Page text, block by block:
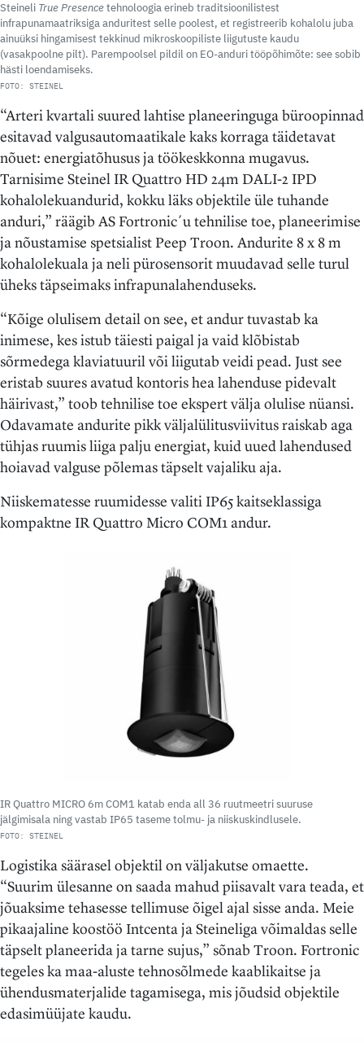
Steineli True Presencetehnoloogia erineb traditsioonilistest
infrapunamaatriksiga anduritest selle poolest, et registreerib kohalolu juba
ainuüksi hingamisest tekkinud mikroskoopiliste liigutuste kaudu
(vasakpoolne pilt). Parempoolsel pildil on EO-anduri tööpõhimõte: see sobib
hästi loendamiseks.
FOTO: STEINEL
“Arteri kvartali suured lahtise planeeringuga büroopinnad
esitavad valgusautomaatikale kaks korraga täidetavat
nõuet: energiatõhusus ja töökeskkonna mugavus.
Tarnisime Steinel IR Quattro HD 24m DALI-2 IPD
kohalolekuandurid, kokku läks objektile üle tuhande
anduri,” räägib AS Fortronic´u tehnilise toe, planeerimise
ja nõustamise spetsialist Peep Troon. Andurite 8 x 8 m
kohalolekuala ja neli pürosensorit muudavad selle turul
üheks täpseimaks infrapunalahenduseks.
“Kõige olulisem detail on see, et andur tuvastab ka
inimese, kes istub täiesti paigal ja vaid klõbistab
sõrmedega klaviatuuril või liigutab veidi pead. Just see
eristab suures avatud kontoris hea lahenduse pidevalt
häirivast,” toob tehnilise toe ekspert välja olulise nüansi.
Odavamate andurite pikk väljalülitusviivitus raiskab aga
tühjas ruumis liiga palju energiat, kuid uued lahendused
hoiavad valguse põlemas täpselt vajaliku aja.
Niiskematesse ruumidesse valiti IP65 kaitseklassiga
kompaktne IR Quattro Micro COM1 andur.
IR Quattro MICRO 6m COM1 katab enda all 36 ruutmeetri suuruse
jälgimisala ning vastab IP65 taseme tolmu- ja niiskuskindlusele.
FOTO: STEINEL
Logistika säärasel objektil on väljakutse omaette.
“Suurim ülesanne on saada mahud piisavalt vara teada, et
jõuaksime tehasesse tellimuse õigel ajal sisse anda. Meie
pikaajaline koostöö Intcenta ja Steineliga võimaldas selle
täpselt planeerida ja tarne sujus,” sõnab Troon. Fortronic
tegeles ka maa-aluste tehnosõlmede kaablikaitse ja
ühendusmaterjalide tagamisega, mis jõudsid objektile
edasimüüjate kaudu.